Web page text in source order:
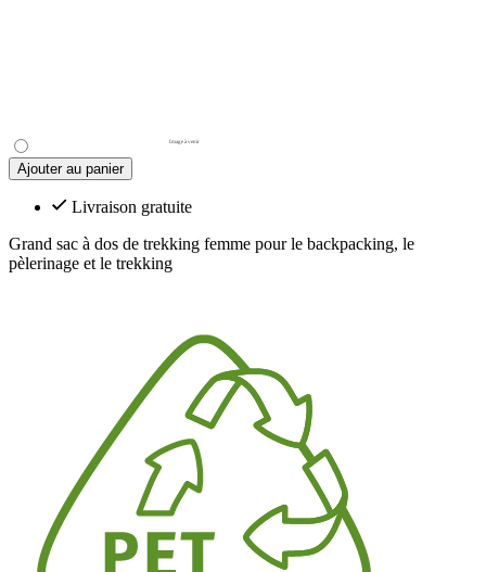
Ajouter au panier
Livraison gratuite
Grand sac à dos de trekking femme pour le backpacking, le
pèlerinage et le trekking